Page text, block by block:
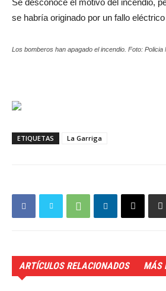
Se desconoce el motivo del incendio,
se habría originado por un fallo
Los bomberos han apagado el incendio. Foto: Policia
ETIQUETAS La Garriga
ARTÍCULOS RELACIONADOS MÁS